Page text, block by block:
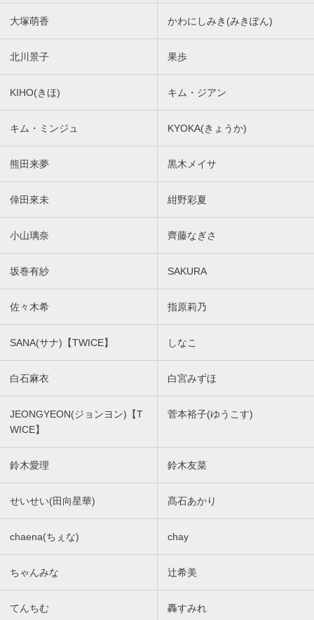
大塚萌香 かわにしみき(みきぽん)
北川景子 果歩
KIHO(きほ) キム・ジアン
キム・ミンジュ KYOKA(きょうか)
熊田来夢 黒木メイサ
倖田來未 紺野彩夏
小山璃奈 齊藤なぎさ
坂巻有紗 SAKURA
佐々木希 指原莉乃
SANA(サナ)【TWICE】 しなこ
白石麻衣 白宮みずほ
JEONGYEON(ジョンヨン)【T
WICE】
菅本裕子(ゆうこす)
鈴木愛理 鈴木友菜
せいせい(田向星華) 髙石あかり
chaena(ちぇな) chay
ちゃんみな 辻希美
てんちむ 轟すみれ